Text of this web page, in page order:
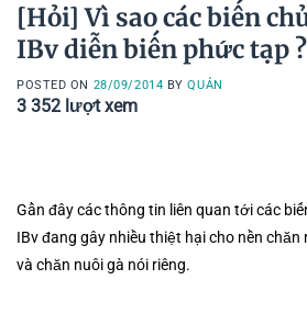
[Hỏi] Vì sao các biến
IBv diễn biến phức tạp
POSTED ON 28/09/2014 BYQUẢN
3 352 lượt xem
Gần đây các thông tin liên quan tới các
IBv đang gây nhiều thiệt hại cho nền chăn
và chăn nuôi gà nói riêng.